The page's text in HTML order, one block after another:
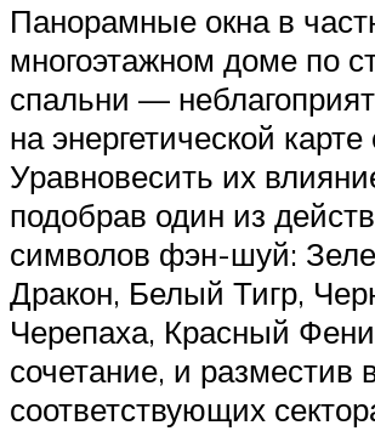
Панорамные окна в
многоэтажном доме по
спальни —
на энергетической
Уравновесить их
подобрав один из
символов фэн-шуй:
Дракон, Белый Тигр,
Черепаха, Красный
сочетание, и разместив
соответствующих